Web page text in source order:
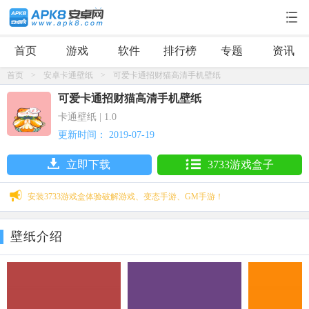
首页 游戏 软件 排行榜 专题 资讯
首页 > 安卓卡通壁纸 > 可爱卡通招财猫高清手机壁纸
可爱卡通招财猫高清手机壁纸
卡通壁纸 | 1.0
更新时间： 2019-07-19
立即下载 3733游戏盒子
安装3733游戏盒体验破解游戏、变态手游、GM手游！
壁纸介绍